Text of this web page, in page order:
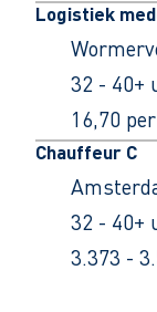
Logistiek
32 - 40+
16,70
Chauffeur C
32 - 40+
3.373 -